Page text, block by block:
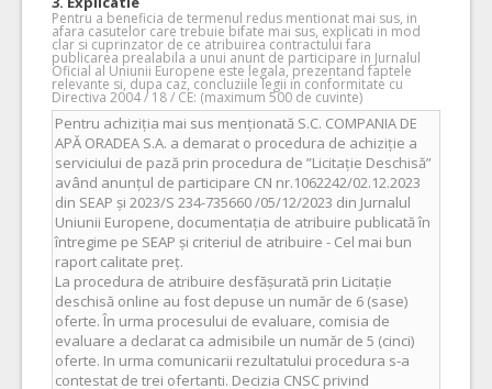
Pentru a beneficia de termenul redus mentionat mai sus, in
afara casutelor care trebuie bifate mai sus, explicati in mod
clar si cuprinzator de ce atribuirea contractului fara
publicarea prealabila a unui anunt de participare in Jurnalul
Oficial al Uniunii Europene este legala, prezentand faptele
relevante si, dupa caz, concluziile legii in conformitate cu
Directiva 2004 / 18 / CE: (maximum 500 de cuvinte)